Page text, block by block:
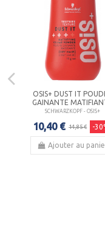
OSIS+ DUST IT
GAINANTE
SCHWARZKOPF - OSIS+
10,40 € 14,85 € -
Ajouter au